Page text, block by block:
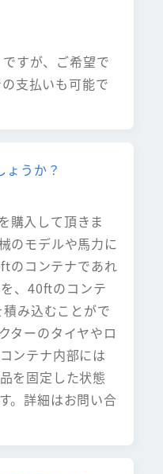
すが、ご希望で
支払いも可能で
ょうか？
購入して頂きま
のモデルや馬力に
のコンテナであれ
、40ftのコンテ
み込むことがで
ターのタイヤやロ
ンテナ内部には
を固定した状態
。詳細はお問い合